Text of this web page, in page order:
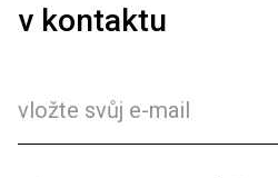
v kontaktu